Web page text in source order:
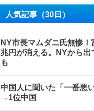
人気記事（30日）
NY市長マムダニ氏無惨
兆円が消える。NYから出
も
中国人に聞いた「一番悪
→1位中国